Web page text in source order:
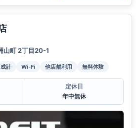
山町 2丁目20-1
計 Wi-Fi 他店舗利用 無料体験
定休日
年中無休